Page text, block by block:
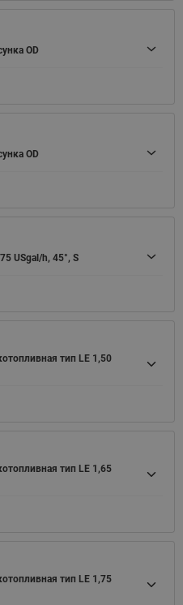
OD
OD
USgal/h, 45°, S
тип LE 1,50
тип LE 1,65
тип LE 1,75